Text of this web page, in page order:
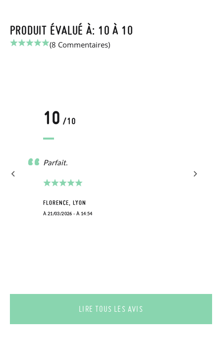
PRODUIT ÉVALUÉ À: 10 À 10
(8 Commentaires)
10 /10
Parfait.
FLORENCE, LYON
À 21/03/2026 - À 14:54
LIRE TOUS LES AVIS